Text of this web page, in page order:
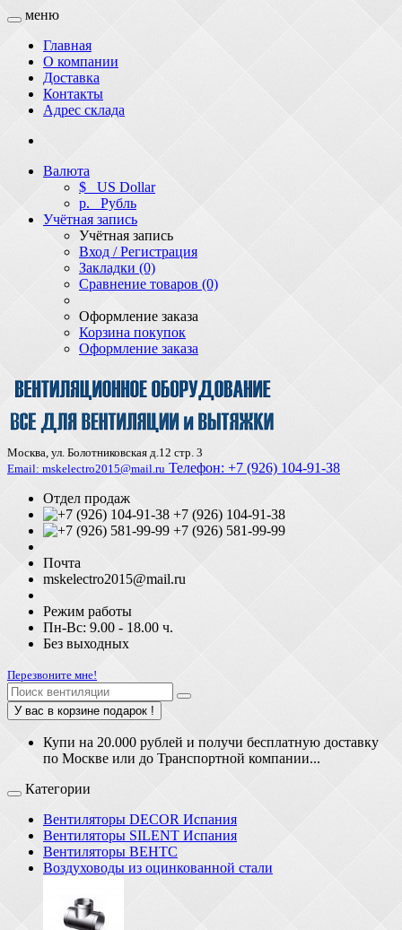
меню
Главная
О компании
Доставка
Контакты
Адрес склада
Валюта
$ US Dollar
р. Рубль
Учётная запись
Учётная запись
Вход / Регистрация
Закладки (0)
Сравнение товаров (0)
Оформление заказа
Корзина покупок
Оформление заказа
Москва, ул. Болотниковская д.12 стр. 3
Email: mskelectro2015@mail.ru Телефон: +7 (926) 104-91-З8
Отдел продаж
+7 (926) 104-91-38
+7 (926) 581-99-99
Почта
mskelectro2015@mail.ru
Режим работы
Пн-Вс: 9.00 - 18.00 ч.
Без выходных
Перезвоните мне!
У вас в корзине подарок !
Купи на 20.000 рублей и получи бесплатную доставку
по Москве или до Транспортной компании...
Категории
Вентиляторы DECOR Испания
Вентиляторы SILENT Испания
Вентиляторы ВЕНТС
Воздуховоды из оцинкованной стали